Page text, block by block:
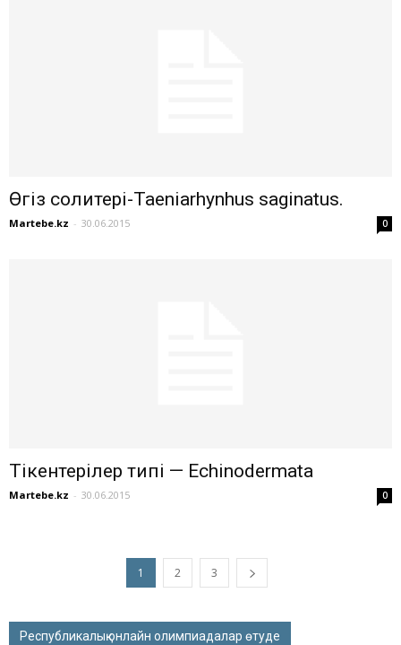
Өгіз солитері-Taeniarhynhus saginatus.
Martebe.kz - 30.06.2015 0
Тікентерілер типі — Echinodermata
Martebe.kz - 30.06.2015 0
1 2 3
Республикалық онлайн олимпиадалар өтуде